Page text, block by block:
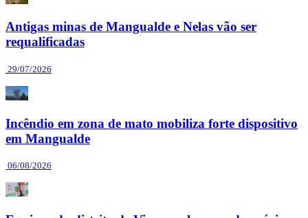
Antigas minas de Mangualde e Nelas vão ser
requalificadas
29/07/2026
Incêndio em zona de mato mobiliza forte dispositivo
em Mangualde
06/08/2026